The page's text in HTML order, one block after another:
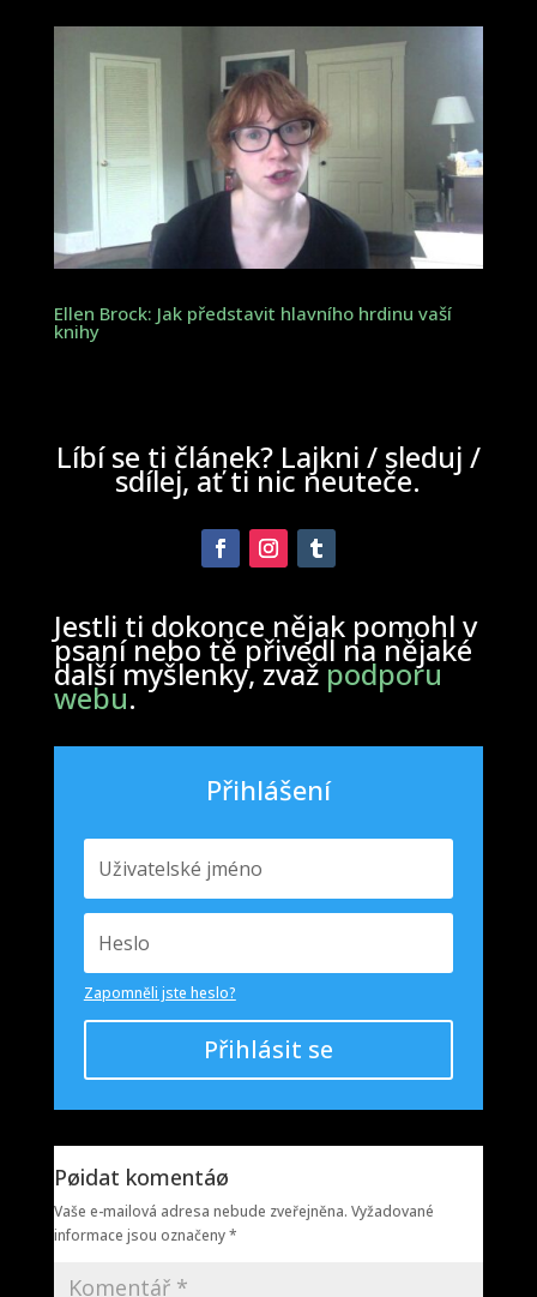
Ellen Brock: Jak představit hlavního hrdinu vaší
knihy
Líbí se ti článek? Lajkni / sleduj /
sdílej, ať ti nic neuteče.
Jestli ti dokonce nějak pomohl v
psaní nebo tě přivedl na nějaké
další myšlenky, zvažpodporu
webu.
Přihlášení
Zapomněli jste heslo?
Přihlásit se
Pøidat komentáø
Vaše e-mailová adresa nebude zveřejněna. Vyžadované
informace jsou označeny*